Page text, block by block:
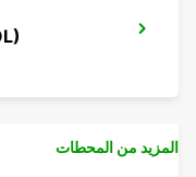
المزيد من المحطات